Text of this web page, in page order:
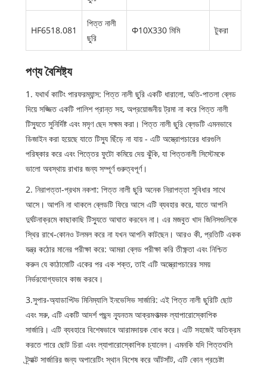
HF6518.081
পিত্ত নালী
ছুরি
Φ10X330 মিমি টুকরা
পণ্য বৈশিষ্ট্য
1. যথার্থ কাটিং পারফরম্যান্স: পিত্ত নালী ছুরি একটি ধারালো, অতি-পাতলা ব্লেড
দিয়ে সজ্জিত একটি পালিশ প্রান্ত সহ, অপ্রয়োজনীয় ট্রমা না করে পিত্ত নালী
টিস্যুতে সুনির্দিষ্ট এবং মসৃণ ছেদ সক্ষম করা। পিত্ত নালী ছুরি ব্লেডটি এমনভাবে
ডিজাইন করা হয়েছে যাতে টিস্যু ছিঁড়ে না যায় - এটি অস্ত্রোপচারের ধারগুলি
পরিষ্কার করে এবং পিত্তের ফুটো কমিয়ে দেয় ঝুঁকি, যা পিত্তনালী সিস্টেমকে
ভালো অবস্থায় রাখার জন্য সম্পূর্ণ গুরুত্বপূর্ণ।
2. নিরাপত্তা-প্রথম নকশা: পিত্ত নালী ছুরি অনেক নিরাপত্তা সুবিধার সাথে
আসে। আপনি না থাকলে ব্লেডটি ফিরে আসে এটি ব্যবহার করে, যাতে আপনি
দুর্ঘটনাক্রমে কাছাকাছি টিস্যুতে আঘাত করবেন না। এর মজবুত খাদ জিনিসগুলিকে
স্থির রাখে-কোনও টলমল করে না যখন আপনি কাটছেন। আরও কী, প্রতিটি একক
যন্ত্র কঠোর মানের পরীক্ষা করে: আমরা ব্লেড পরীক্ষা করি তীক্ষ্ণতা এবং নিশ্চিত
করুন যে কাঠামোটি একের পর এক শক্ত, তাই এটি অস্ত্রোপচারের সময়
নির্ভরযোগ্যভাবে কাজ করবে।
3.সুপার-অ্যাডাপ্টিভ মিনিম্যালি ইনভেসিভ সার্জারি: এই পিত্ত নালী ছুরিটি ছোট
এবং সরু, এটি একটি আদর্শ পছন্দ ন্যূনতম আক্রমণাত্মক ল্যাপারোস্কোপিক
সার্জারি। এটি ব্যবহারে বিশেষভাবে আরামদায়ক বোধ করে। এটি সহজেই অতিক্রম
করতে পারে ছোট চিরা এবং ল্যাপারোস্কোপিক চ্যানেল। এমনকি যদি পিত্তথলি
ট্র্যাক্ট সার্জারির জন্য অপারেটিং স্থান বিশেষ করে আঁটসাঁট, এটি কোন প্রচেষ্টা